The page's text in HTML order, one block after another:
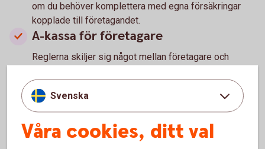
om du behöver komplettera med egna försäkringar
kopplade till företagandet.
A-kassa för företagare
Reglerna skiljer sig något mellan företagare och
verksamheten normalt vara vilande eller avslutad,
eftersom aktivt företagande räknas som arbete.
Det är därför bra att ta reda på vad som gäller innan du
gör större förändringar i din arbetssituation.
Svenska
Våra cookies, ditt val